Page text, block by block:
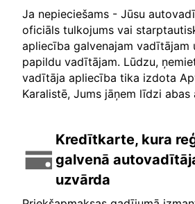
Ja nepieciešams - Jūsu
oficiāls tulkojums vai
apliecība galvenajam vadītājam
papildu vadītājam. Lūdzu,
vadītāja apliecība tika izdota
Karalistē, Jums jāņem līdzi abas
Kredītkarte, kura
galvenā
uzvārda